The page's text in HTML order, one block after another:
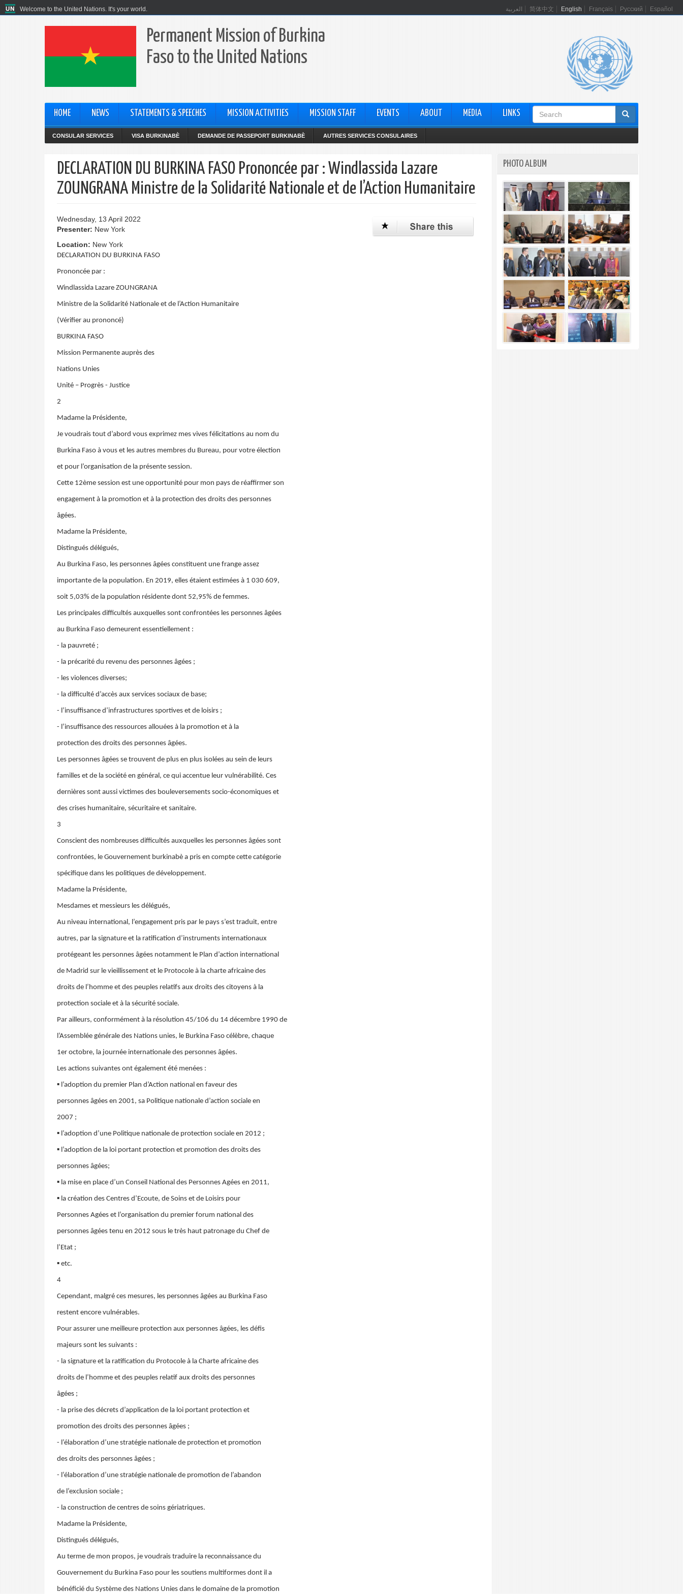
Welcome to the United Nations. It's your world. العربية 简体中文 English Français Русский Español
Permanent Mission of Burkina
Faso to the United Nations
HOME NEWS STATEMENTS & SPEECHES MISSION ACTIVITIES MISSION STAFF EVENTS ABOUT MEDIA LINKS
Search
form
CONSULAR SERVICES VISA BURKINABÈ DEMANDE DE PASSEPORT BURKINABÈ AUTRES SERVICES CONSULAIRES
DECLARATION DU BURKINA FASO Prononcée par : Windlassida Lazare
ZOUNGRANA Ministre de la Solidarité Nationale et de l’Action Humanitaire
Wednesday, 13 April 2022
Presenter: New York
Location: New York
DECLARATION DU BURKINA FASO
Prononcée par :
Windlassida Lazare ZOUNGRANA
Ministre de la Solidarité Nationale et de l’Action Humanitaire
(Vérifier au prononcé)
BURKINA FASO
Mission Permanente auprès des
Nations Unies
Unité – Progrès - Justice
2
Madame la Présidente,
Je voudrais tout d’abord vous exprimez mes vives félicitations au nom du
Burkina Faso à vous et les autres membres du Bureau, pour votre élection
et pour l’organisation de la présente session.
Cette 12ème session est une opportunité pour mon pays de réaffirmer son
engagement à la promotion et à la protection des droits des personnes
âgées.
Madame la Présidente,
Distingués délégués,
Au Burkina Faso, les personnes âgées constituent une frange assez
importante de la population. En 2019, elles étaient estimées à 1 030 609,
soit 5,03% de la population résidente dont 52,95% de femmes.
Les principales difficultés auxquelles sont confrontées les personnes âgées
au Burkina Faso demeurent essentiellement :
- la pauvreté ;
- la précarité du revenu des personnes âgées ;
- les violences diverses;
- la difficulté d’accès aux services sociaux de base;
- l’insuffisance d’infrastructures sportives et de loisirs ;
- l’insuffisance des ressources allouées à la promotion et à la
protection des droits des personnes âgées.
Les personnes âgées se trouvent de plus en plus isolées au sein de leurs
familles et de la société en général, ce qui accentue leur vulnérabilité. Ces
dernières sont aussi victimes des bouleversements socio-économiques et
des crises humanitaire, sécuritaire et sanitaire.
3
Conscient des nombreuses difficultés auxquelles les personnes âgées sont
confrontées, le Gouvernement burkinabè a pris en compte cette catégorie
spécifique dans les politiques de développement.
Madame la Présidente,
Mesdames et messieurs les délégués,
Au niveau international, l’engagement pris par le pays s’est traduit, entre
autres, par la signature et la ratification d’instruments internationaux
protégeant les personnes âgées notamment le Plan d’action international
de Madrid sur le vieillissement et le Protocole à la charte africaine des
droits de l’homme et des peuples relatifs aux droits des citoyens à la
protection sociale et à la sécurité sociale.
Par ailleurs, conformément à la résolution 45/106 du 14 décembre 1990 de
l’Assemblée générale des Nations unies, le Burkina Faso célèbre, chaque
1er octobre, la journée internationale des personnes âgées.
Les actions suivantes ont également été menées :
▪ l’adoption du premier Plan d’Action national en faveur des
personnes âgées en 2001, sa Politique nationale d’action sociale en
2007 ;
▪ l’adoption d’une Politique nationale de protection sociale en 2012 ;
▪ l’adoption de la loi portant protection et promotion des droits des
personnes âgées;
▪ la mise en place d’un Conseil National des Personnes Agées en 2011,
▪ la création des Centres d’Ecoute, de Soins et de Loisirs pour
Personnes Agées et l’organisation du premier forum national des
personnes âgées tenu en 2012 sous le très haut patronage du Chef de
l’Etat ;
▪ etc.
4
Cependant, malgré ces mesures, les personnes âgées au Burkina Faso
restent encore vulnérables.
Pour assurer une meilleure protection aux personnes âgées, les défis
majeurs sont les suivants :
- la signature et la ratification du Protocole à la Charte africaine des
droits de l’homme et des peuples relatif aux droits des personnes
âgées ;
- la prise des décrets d’application de la loi portant protection et
promotion des droits des personnes âgées ;
- l’élaboration d’une stratégie nationale de protection et promotion
des droits des personnes âgées ;
- l’élaboration d’une stratégie nationale de promotion de l’abandon
de l’exclusion sociale ;
- la construction de centres de soins gériatriques.
Madame la Présidente,
Distingués délégués,
Au terme de mon propos, je voudrais traduire la reconnaissance du
Gouvernement du Burkina Faso pour les soutiens multiformes dont il a
bénéficié du Système des Nations Unies dans le domaine de la promotion
PHOTO ALBUM